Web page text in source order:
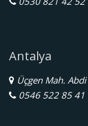
Antalya
Üçgen Mah.
0546 522 85 41